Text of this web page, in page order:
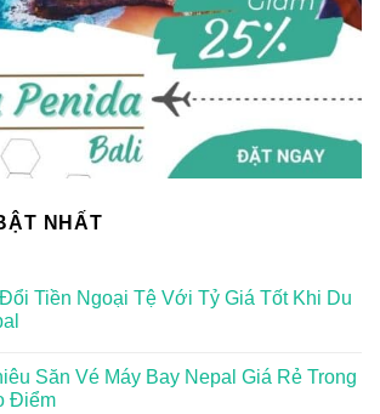
NHẤT
Tiền Ngoại Tệ Với Tỷ Giá Tốt Khi Du
Săn Vé Máy Bay Nepal Giá Rẻ Trong
Điểm